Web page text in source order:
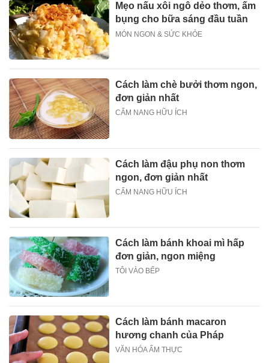
Mẹo nấu xôi ngô dẻo thơm, ấm
bụng cho bữa sáng đầu tuần
MÓN NGON & SỨC KHỎE
Cách làm chè bưởi thơm ngon,
đơn giản nhất
CẨM NANG HỮU ÍCH
Cách làm đậu phụ non thơm
ngon, đơn giản nhất
CẨM NANG HỮU ÍCH
Cách làm bánh khoai mì hấp
đơn giản, ngon miệng
TÔI VÀO BẾP
Cách làm bánh macaron
hương chanh của Pháp
VĂN HÓA ẨM THỰC